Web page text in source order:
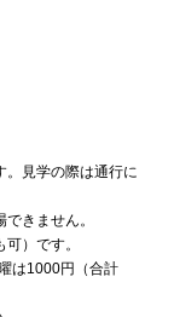
見学の際は通行に
きません。
）です。
は1000円（合計